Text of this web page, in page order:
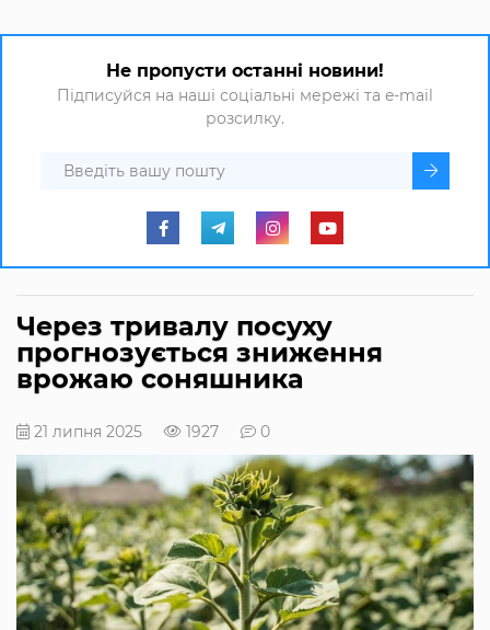
Не пропусти останні новини!
Підписуйся на наші соціальні мережі та e-mail
розсилку.
Через тривалу посуху
прогнозується зниження
врожаю соняшника
21 липня 2025 1927 0